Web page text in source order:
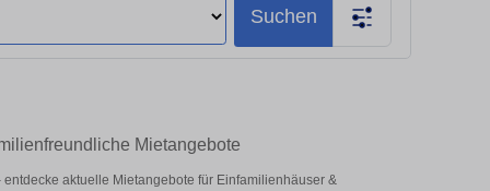
Suchen
Mietangebote
aktuelle Mietangebote für Einfamilienhäuser &